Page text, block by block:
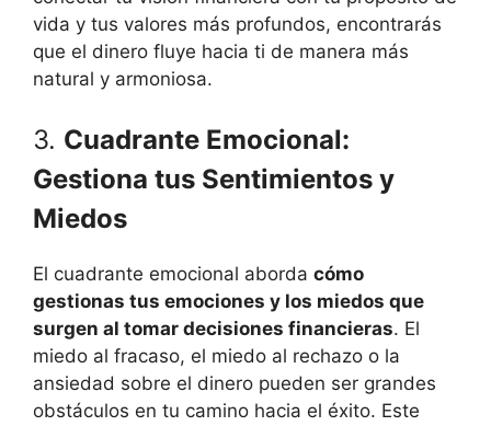
vida y tus valores más profundos, encontrarás
que el dinero fluye hacia ti de manera más
natural y armoniosa.
3. Cuadrante Emocional:
Gestiona tus Sentimientos y
Miedos
El cuadrante emocional aborda cómo
gestionas tus emociones y los miedos que
surgen al tomar decisiones financieras. El
miedo al fracaso, el miedo al rechazo o la
ansiedad sobre el dinero pueden ser grandes
obstáculos en tu camino hacia el éxito. Este